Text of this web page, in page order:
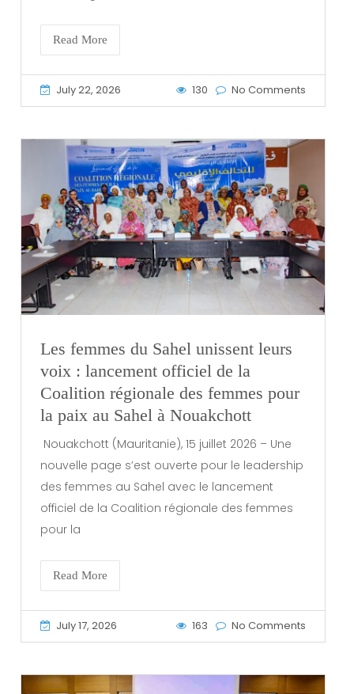
Read More
July 22, 2026 130 No Comments
Les femmes du Sahel unissent leurs
voix : lancement officiel de la
Coalition régionale des femmes pour
la paix au Sahel à Nouakchott
Nouakchott (Mauritanie), 15 juillet 2026 – Une
nouvelle page s’est ouverte pour le leadership
des femmes au Sahel avec le lancement
officiel de la Coalition régionale des femmes
pour la
Read More
July 17, 2026 163 No Comments